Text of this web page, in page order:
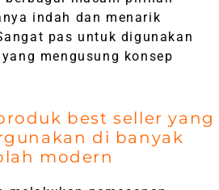
indah dan menarik
pas untuk digunakan
mengusung konsep
best seller yang
di banyak
modern